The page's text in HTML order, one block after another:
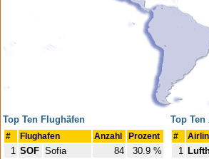
Top Ten Flughäfen
# Flughafen Anzahl Prozent
1 SOF Sofia 84
30.9 %
Top
#
1